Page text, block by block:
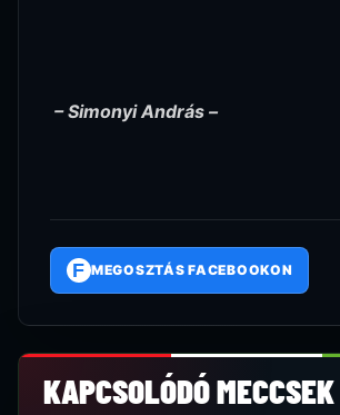
– Simonyi András –
F MEGOSZTÁS FACEBOOKON
KAPCSOLÓDÓ MECCSEK